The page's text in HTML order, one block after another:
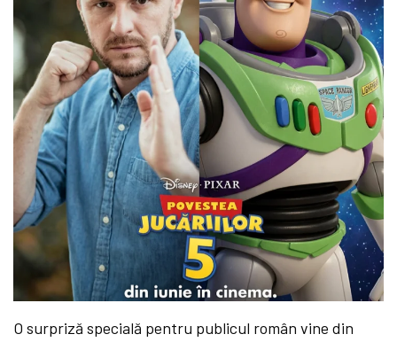
O surpriză specială pentru publicul român vine din